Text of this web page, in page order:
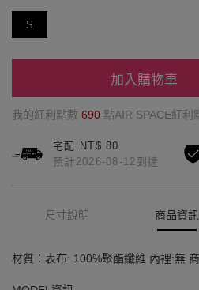
S
加入購物車
我的紅利點數 690 點AIR SPACE紅利
宅配 NT$ 80
預計2026-08-12到達
尺寸說明 商品資訊
材質：表布: 100%聚酯纖維 內裡:無